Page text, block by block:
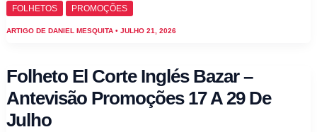
Supermercados
El
–
Antevisão
Promoções
FOLHETOS PROMOÇÕES
ARTIGO DE DANIEL MESQUITA • JULHO 21, 2026
Folheto El Corte Inglés Bazar –
Antevisão Promoções 17 A 29 De
Julho